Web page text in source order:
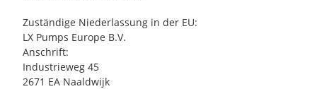
Zuständige Niederlassung in der EU:
LX Pumps Europe B.V.
Anschrift:
Industrieweg 45
2671 EA Naaldwijk